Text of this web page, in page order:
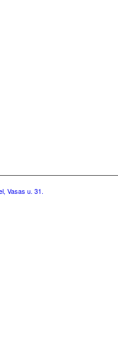
Vasas u. 31.